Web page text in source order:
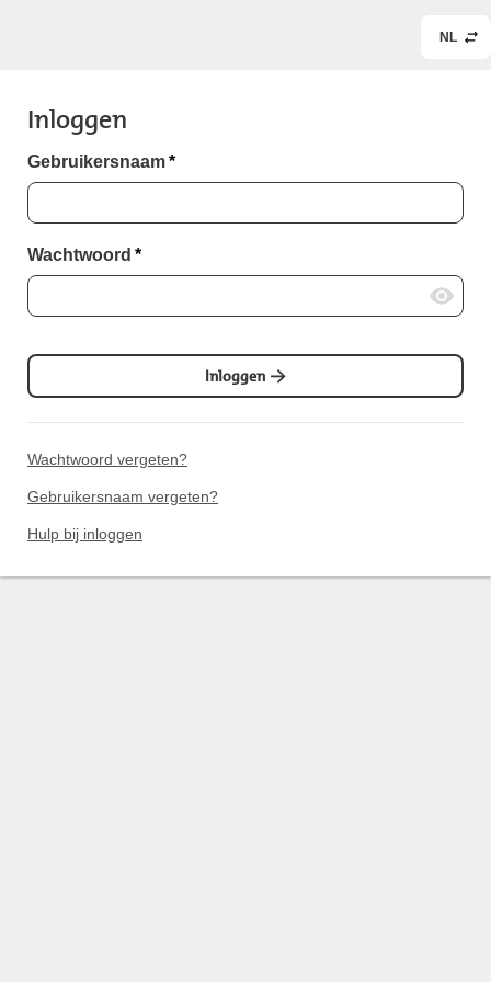
NL
Inloggen
Gebruikersnaam*
Wachtwoord *
Inloggen
Wachtwoord vergeten?
Gebruikersnaam vergeten?
Hulp bij inloggen